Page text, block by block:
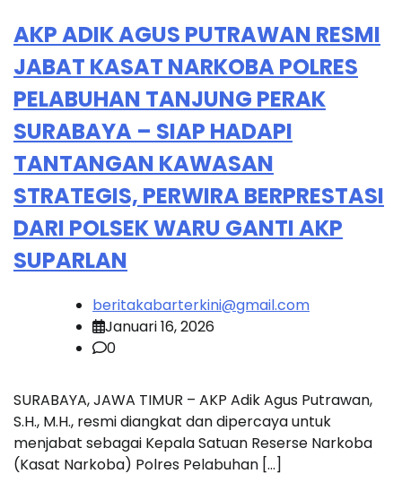
AKP ADIK AGUS PUTRAWAN RESMI
JABAT KASAT NARKOBA POLRES
PELABUHAN TANJUNG PERAK
SURABAYA – SIAP HADAPI
TANTANGAN KAWASAN
STRATEGIS, PERWIRA BERPRESTASI
DARI POLSEK WARU GANTI AKP
SUPARLAN
beritakabarterkini@gmail.com
Januari 16, 2026
0
SURABAYA, JAWA TIMUR – AKP Adik Agus Putrawan,
S.H., M.H., resmi diangkat dan dipercaya untuk
menjabat sebagai Kepala Satuan Reserse Narkoba
(Kasat Narkoba) Polres Pelabuhan […]